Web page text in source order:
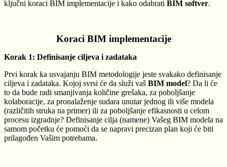
ključni koraci BIM implementacije i kako odabrati BIM softver.
Koraci BIM implementacije
Korak 1: Definisanje ciljeva i zadataka
Prvi korak ka usvajanju BIM metodologije jeste svakako definisanje
ciljeva i zadataka. Kojoj svrsi će da služi vaš BIM model? Da li će
to da bude radi smanjivanja količine grešaka, za poboljšanje
kolaboracije, za pronalaženje sudara unutar jednog ili više modela
(različitih struka na primer) ili za poboljšanje efikasnosti u celom
procesu izgradnje? Definisanje cilja (namene) Vašeg BIM modela na
samom početku će pomoći da se napravi precizan plan koji će biti
prilagođen Vašim potrebama.